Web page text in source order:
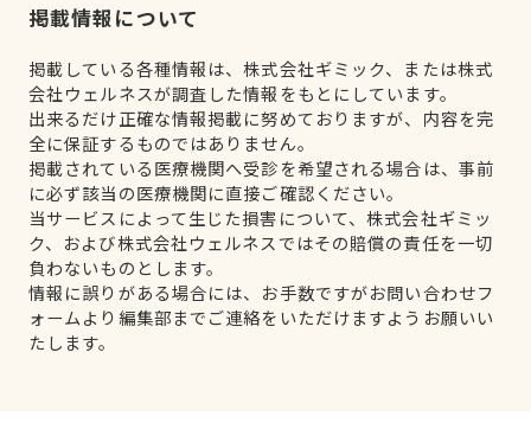
掲載情報について
掲載している各種情報は、株式会社ギミック、または株式
会社ウェルネスが調査した情報をもとにしています。
出来るだけ正確な情報掲載に努めておりますが、内容を完
全に保証するものではありません。
掲載されている医療機関へ受診を希望される場合は、事前
に必ず該当の医療機関に直接ご確認ください。
当サービスによって生じた損害について、株式会社ギミッ
ク、および株式会社ウェルネスではその賠償の責任を一切
負わないものとします。
情報に誤りがある場合には、お手数ですがお問い合わせフ
ォームより編集部までご連絡をいただけますようお願いい
たします。